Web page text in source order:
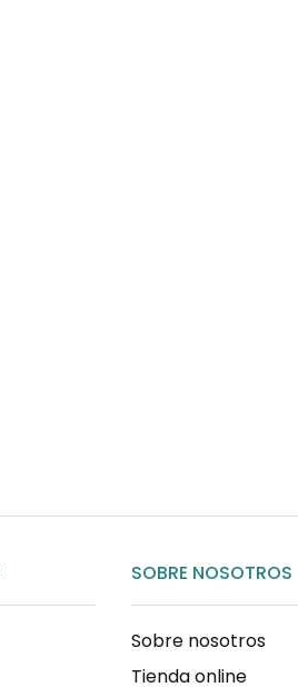
SOBRE NOSOTROS
Sobre nosotros
Tienda online